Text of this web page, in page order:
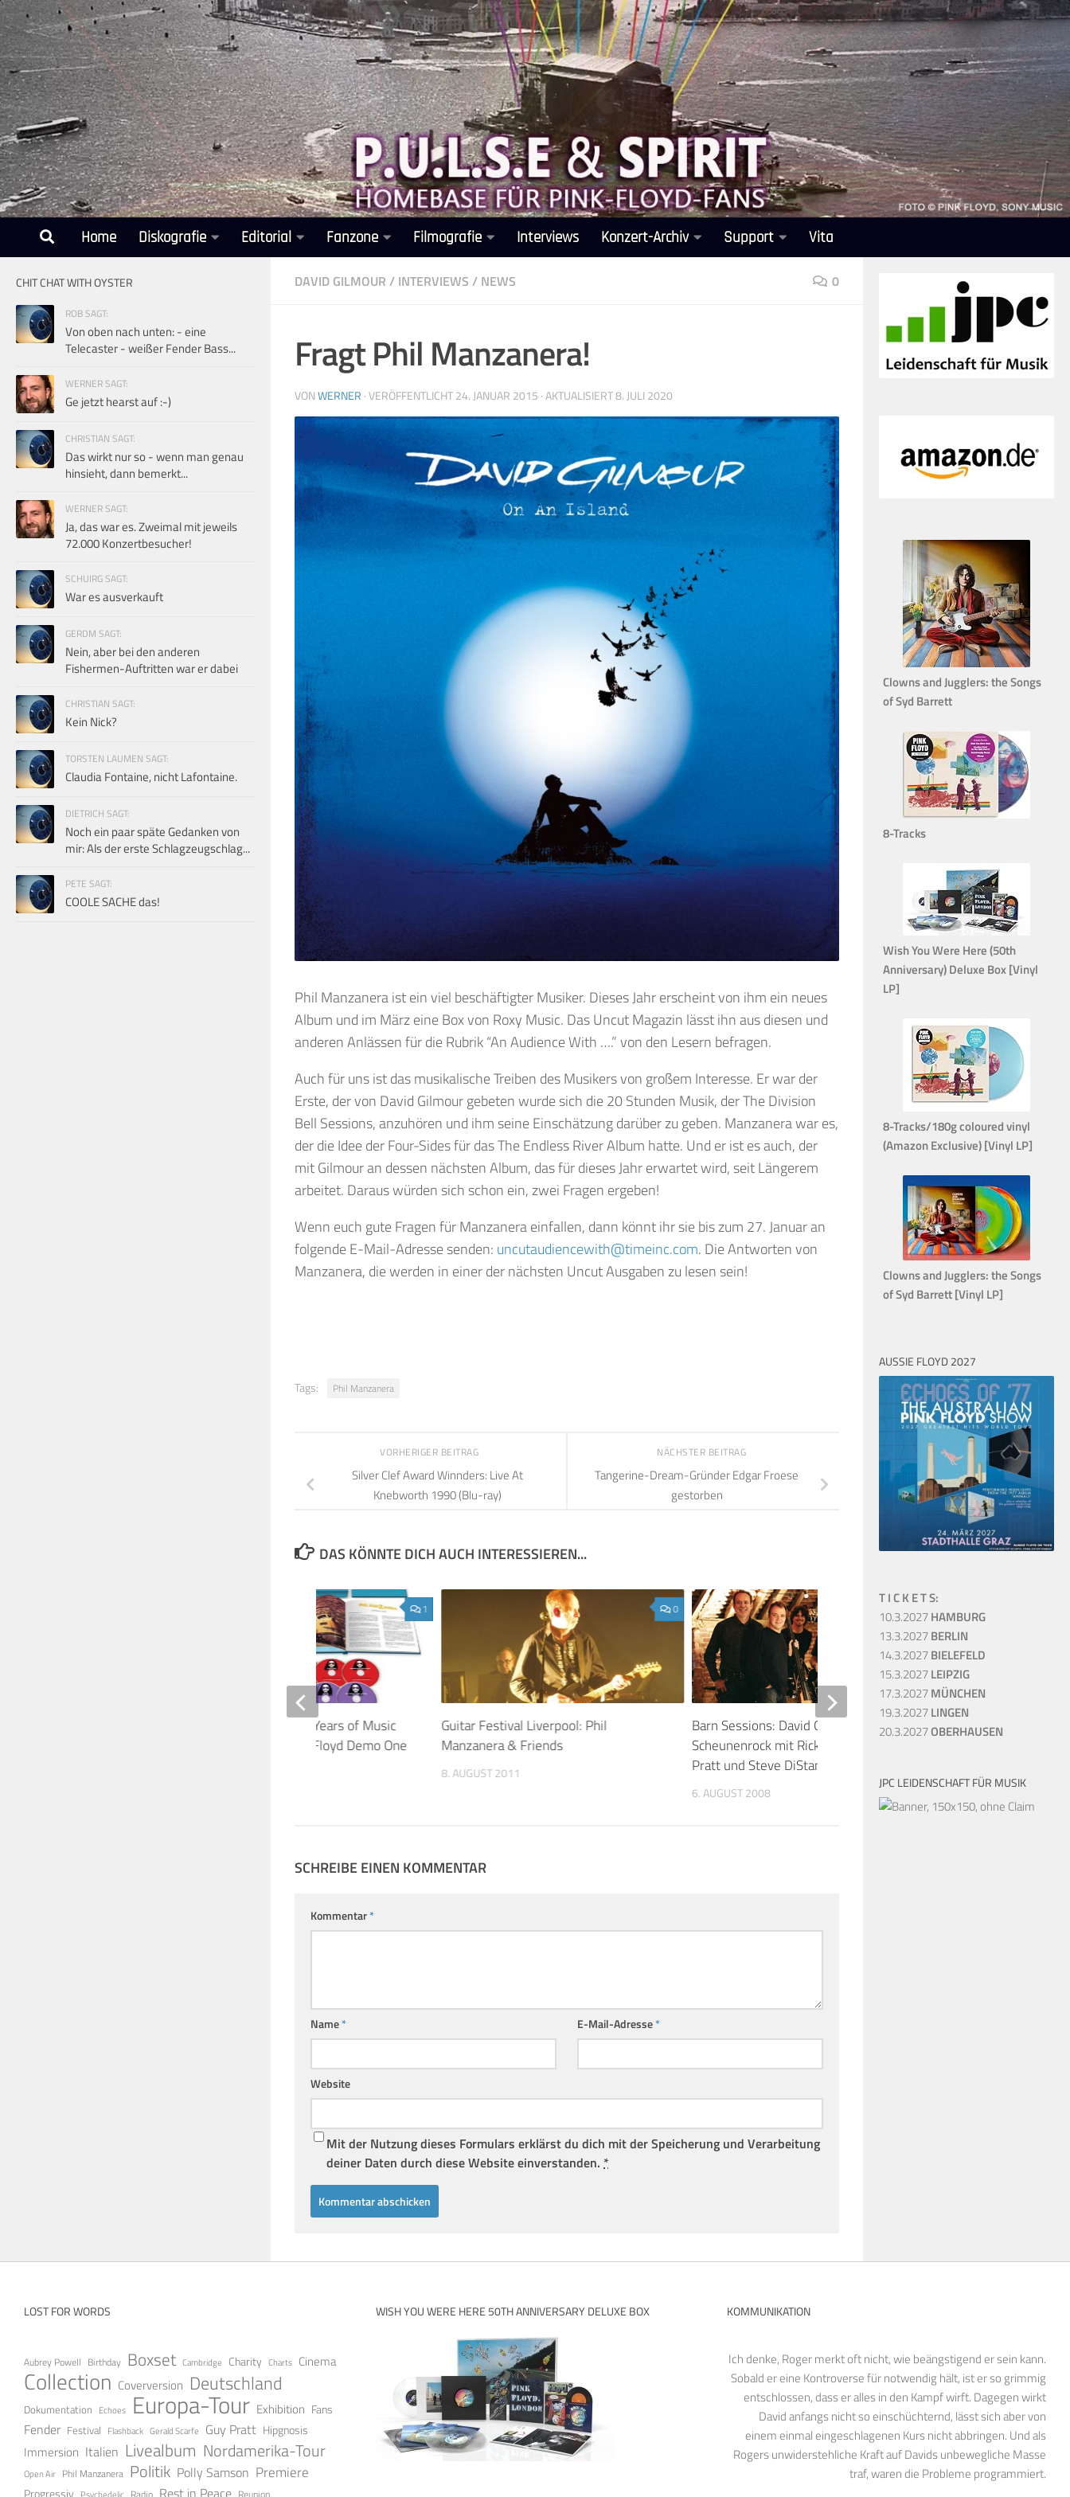
Unter dem Inhalt
Home Diskografie Editorial Fanzone Filmografie Interviews Konzert-Archiv Support Vita
DAVID GILMOUR / INTERVIEWS / NEWS 0
Fragt Phil Manzanera!
VONWERNER · VERÖFFENTLICHT24. JANUAR 2015 · AKTUALISIERT8. JULI 2020
Phil Manzanera ist ein viel beschäftigter Musiker. Dieses Jahr erscheint von ihm ein neues
Album und im März eine Box von Roxy Music. Das Uncut Magazin lässt ihn aus diesen und
anderen Anlässen für die Rubrik “An Audience With ….” von den Lesern befragen.
Auch für uns ist das musikalische Treiben des Musikers von großem Interesse. Er war der
Erste, der von David Gilmour gebeten wurde sich die 20 Stunden Musik, der The Division
Bell Sessions, anzuhören und ihm seine Einschätzung darüber zu geben. Manzanera war es,
der die Idee der Four-Sides für das The Endless River Album hatte. Und er ist es auch, der
mit Gilmour an dessen nächsten Album, das für dieses Jahr erwartet wird, seit Längerem
arbeitet. Daraus würden sich schon ein, zwei Fragen ergeben!
Wenn euch gute Fragen für Manzanera einfallen, dann könnt ihr sie bis zum 27. Januar an
folgende E-Mail-Adresse senden: uncutaudiencewith@timeinc.com. Die Antworten von
Manzanera, die werden in einer der nächsten Uncut Ausgaben zu lesen sein!
Tags: Phil Manzanera
NÄCHSTER BEITRAG
Tangerine-Dream-Gründer Edgar Froese
gestorben
VORHERIGER BEITRAG
Silver Clef Award Winnders: Live At
Knebworth 1990 (Blu-ray)
DAS KÖNNTE DICH AUCH INTERESSIEREN...
0
Guitar Festival Liverpool: Phil
Manzanera & Friends
8. AUGUST 2011
Barn Sessions: David Gilmour
Scheunenrock mit Rick Wright, Guy
Pratt und Steve DiStanislao
6. AUGUST 2008
Gitarren-Legends:
22. OKTOBER 1991
1
Phil Manzanera – 50 Years of Music
Box-Set enthält Pink Floyd Demo One
SCHREIBE EINEN KOMMENTAR
Kommentar*
Name* E-Mail-Adresse*
Website
Mit der Nutzung dieses Formulars erklärst du dich mit der Speicherung und Verarbeitung
deiner Daten durch diese Website einverstanden. *
CHIT CHAT WITH OYSTER
ROB SAGT:
Von oben nach unten: - eine
Telecaster - weißer Fender Bass...
WERNER SAGT:
Ge jetzt hearst auf :-)
CHRISTIAN SAGT:
Das wirkt nur so - wenn man genau
hinsieht, dann bemerkt...
WERNER SAGT:
Ja, das war es. Zweimal mit jeweils
72.000 Konzertbesucher!
SCHUIRG SAGT:
War es ausverkauft
GERDM SAGT:
Nein, aber bei den anderen
Fishermen-Auftritten war er dabei
CHRISTIAN SAGT:
Kein Nick?
TORSTEN LAUMEN SAGT:
Claudia Fontaine, nicht Lafontaine.
DIETRICH SAGT:
Noch ein paar späte Gedanken von
mir: Als der erste Schlagzeugschlag...
PETE SAGT:
COOLE SACHE das!
Clowns and Jugglers: the Songs
of Syd Barrett
8-Tracks
Wish You Were Here (50th
Anniversary) Deluxe Box [Vinyl
LP]
8-Tracks/180g coloured vinyl
(Amazon Exclusive) [Vinyl LP]
Clowns and Jugglers: the Songs
of Syd Barrett [Vinyl LP]
AUSSIE FLOYD 2027
T I C K E T S:
10.3.2027HAMBURG
13.3.2027BERLIN
14.3.2027BIELEFELD
15.3.2027LEIPZIG
17.3.2027MÜNCHEN
19.3.2027LINGEN
20.3.2027OBERHAUSEN
JPC LEIDENSCHAFT FÜR MUSIK
LOST FOR WORDS
Aubrey Powell Birthday Boxset Cambridge Charity Charts Cinema
Collection Coverversion Deutschland
Dokumentation Echoes Europa-Tour Exhibition Fans
Fender Festival Flashback Gerald Scarfe Guy Pratt Hipgnosis
Immersion Italien Livealbum Nordamerika-Tour
Open Air Phil Manzanera Politik Polly Samson Premiere
Progressiv Rest in Peace
WISH YOU WERE HERE 50TH ANNIVERSARY DELUXE BOX KOMMUNIKATION
Ich denke, Roger merkt oft nicht, wie beängstigend er sein kann.
Sobald er eine Kontroverse für notwendig hält, ist er so grimmig
entschlossen, dass er alles in den Kampf wirft. Dagegen wirkt
David anfangs nicht so einschüchternd, lässt sich aber von
einem einmal eingeschlagenen Kurs nicht abbringen. Und als
Rogers unwiderstehliche Kraft auf Davids unbewegliche Masse
traf, waren die Probleme programmiert.